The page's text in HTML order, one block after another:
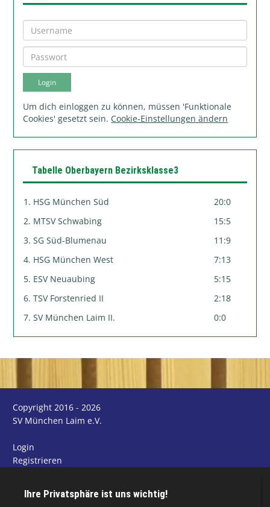
Um dich einloggen zu können, müssen 'Funktionale
Cookies' gesetzt sein. Cookie-Einstellungen ändern
Tabelle Oberbayern Bezirksklasse3
1. HSG München Süd
20:0
2. MTSV Schwabing
15:5
3. SG Süd-Blumenau
11:9
4. HSG München West
7:13
5. ESV Neuaubing
5:15
6. TSV Forstenried II
2:18
7. SV München Laim II.
0:0
Copyright 2016 - 2026
SV München Laim e.V.
Login
Registrieren
Datenschutzerklärung